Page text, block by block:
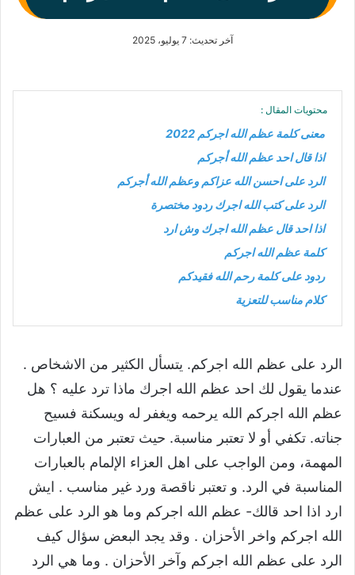
آخر تحديث: 7 يوليو، 2025
محتويات المقال :
معنى كلمة عظم الله اجركم 2022
اذا قال احد عظم الله أجركم
الرد على احسن الله عزاكم وعظم الله أجركم
الرد على كتب الله اجرك ردود مختصرة
اذا احد قال عظم الله اجرك وش ارد
كلمة عظم الله اجركم
ردود على كلمة رحم الله فقيدكم
كلام مناسب للتعزية
الرد على عظم الله اجركم. يتسأل الكثير من الاشخاص .
عندما يقول لك احد عظم الله اجرك ماذا ترد عليه ؟ هل
عظم الله اجركم الله يرحمه ويغفر له ويسكنة فسيح
جناته. تكفي أو لا تعتبر مناسبة. حيث تعتبر من العبارات
المهمة، ومن الواجب على اهل العزاء الإلمام بالعبارات
المناسبة في الرد. و تعتبر ناقصة ورد غير مناسب . ايش
ارد اذا احد قالك- عظم الله اجركم وما هو الرد على عظم
الله اجركم واخر الأحزان . وقد يجد البعض سؤال كيف
الرد على عظم الله اجركم وآخر الأحزان . وما هي الرد